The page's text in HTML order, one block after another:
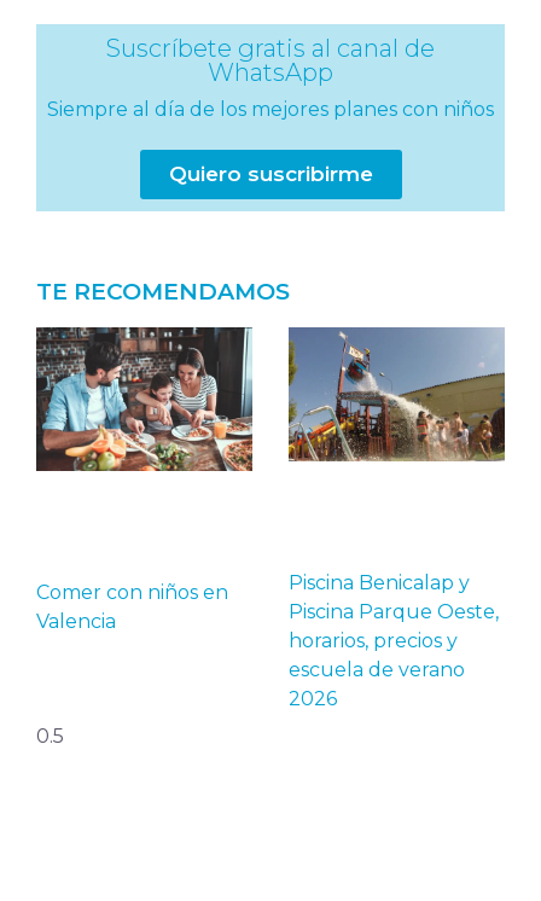
Suscríbete gratis al canal de
WhatsApp
Siempre al día de los mejores planes con niños
Quiero suscribirme
TE RECOMENDAMOS
Comer con niños en
Valencia
Piscina Benicalap y
Piscina Parque Oeste,
horarios, precios y
escuela de verano
2026